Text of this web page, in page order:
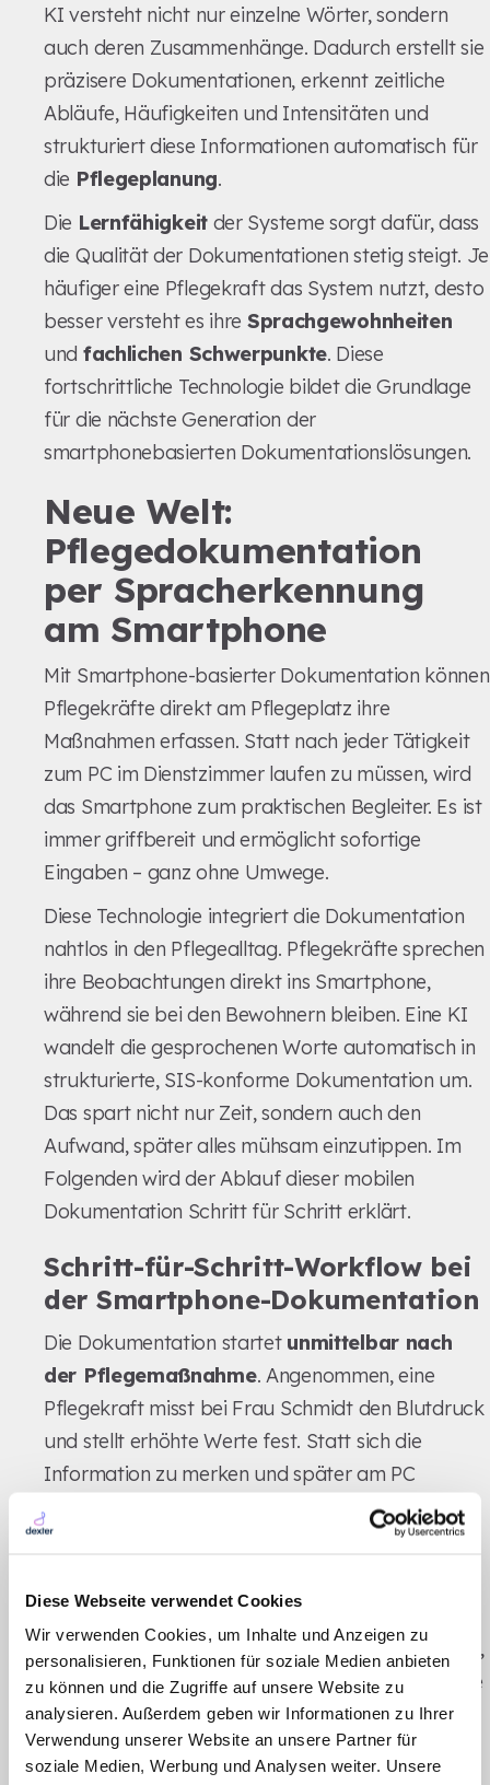
Diese Webseite verwendet Cookies
Wir verwenden Cookies, um Inhalte und Anzeigen zu
personalisieren, Funktionen für soziale Medien anbieten
zu können und die Zugriffe auf unsere Website zu
analysieren. Außerdem geben wir Informationen zu Ihrer
Verwendung unserer Website an unsere Partner für
soziale Medien, Werbung und Analysen weiter. Unsere
KI versteht nicht nur einzelne Wörter, sondern
auch deren Zusammenhänge. Dadurch erstellt sie
präzisere Dokumentationen, erkennt zeitliche
Abläufe, Häufigkeiten und Intensitäten und
strukturiert diese Informationen automatisch für
die Pflegeplanung.
Die Lernfähigkeitder Systeme sorgt dafür, dass
die Qualität der Dokumentationen stetig steigt. Je
häufiger eine Pflegekraft das System nutzt, desto
besser versteht es ihre Sprachgewohnheiten
und fachlichen Schwerpunkte. Diese
fortschrittliche Technologie bildet die Grundlage
für die nächste Generation der
smartphonebasierten Dokumentationslösungen.
Neue Welt:
Pflegedokumentation
per Spracherkennung
am Smartphone
Mit Smartphone-basierter Dokumentation können
Pflegekräfte direkt am Pflegeplatz ihre
Maßnahmen erfassen. Statt nach jeder Tätigkeit
zum PC im Dienstzimmer laufen zu müssen, wird
das Smartphone zum praktischen Begleiter. Es ist
immer griffbereit und ermöglicht sofortige
Eingaben – ganz ohne Umwege.
Diese Technologie integriert die Dokumentation
nahtlos in den Pflegealltag. Pflegekräfte sprechen
ihre Beobachtungen direkt ins Smartphone,
während sie bei den Bewohnern bleiben. Eine KI
wandelt die gesprochenen Worte automatisch in
strukturierte, SIS-konforme Dokumentation um.
Das spart nicht nur Zeit, sondern auch den
Aufwand, später alles mühsam einzutippen. Im
Folgenden wird der Ablauf dieser mobilen
Dokumentation Schritt für Schritt erklärt.
Schritt-für-Schritt-Workflow bei
der Smartphone-Dokumentation
Die Dokumentation startet unmittelbar nach
der Pflegemaßnahme. Angenommen, eine
Pflegekraft misst bei Frau Schmidt den Blutdruck
und stellt erhöhte Werte fest. Statt sich die
Information zu merken und später am PC
einzutragen, greift sie direkt zum Smartphone.
und klagt über Kopfschmerzen. Habe ihr geraten,
sich hinzulegen. Arzt sollte informiert werden." Die
KI erfasst diese Angaben und ordnet sie
automatisch den passenden SIS-Themenfeldern